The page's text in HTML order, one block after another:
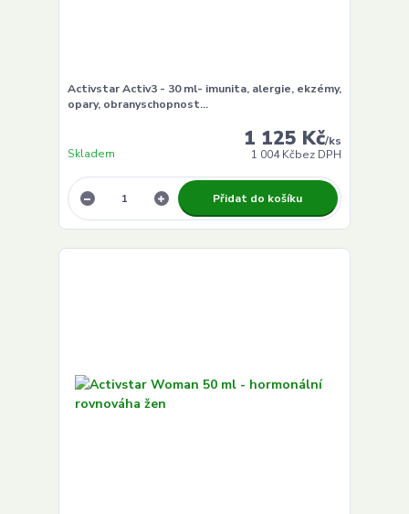
Activstar Activ3 - 30 ml- imunita, alergie, ekzémy,
opary, obranyschopnost...
1 125 Kč/ks
1 004 Kčbez DPH
Skladem
Přidat do košíku